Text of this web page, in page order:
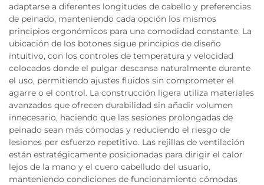
adaptarse a diferentes longitudes de cabello y preferencias
de peinado, manteniendo cada opción los mismos
principios ergonómicos para una comodidad constante. La
ubicación de los botones sigue principios de diseño
intuitivo, con los controles de temperatura y velocidad
colocados donde el pulgar descansa naturalmente durante
el uso, permitiendo ajustes fluidos sin comprometer el
agarre o el control. La construcción ligera utiliza materiales
avanzados que ofrecen durabilidad sin añadir volumen
innecesario, haciendo que las sesiones prolongadas de
peinado sean más cómodas y reduciendo el riesgo de
lesiones por esfuerzo repetitivo. Las rejillas de ventilación
están estratégicamente posicionadas para dirigir el calor
lejos de la mano y el cuero cabelludo del usuario,
manteniendo condiciones de funcionamiento cómodas